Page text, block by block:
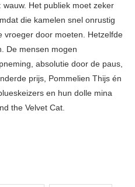
Het publiek moet zeker
die kamelen snel onrustig
vroeger door moeten. Hetzelfde
De mensen mogen
absolutie door de paus,
prijs, Pommelien Thijs én
en hun dolle mina
the Velvet Cat.